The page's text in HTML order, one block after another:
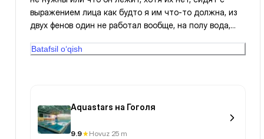
выражением лица как будто я им что-то должна, из
двух фенов один не работал вообще, на полу вода,
противоскользящие не везде, когда ходила за деньги
Batafsil o‘qish
Aquastars на Гоголя
9.9 Hovuz 25 m